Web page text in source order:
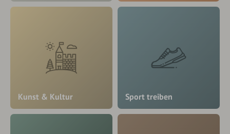
Kunst & Kultur Sport treiben